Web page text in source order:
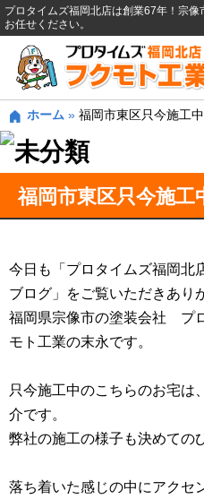
プロタイムズ福岡北店は創業67年！宗
お任せください。
ホーム » 福岡市東区只今施工
福岡市東区只今施工
今日も「プロタイムズ福岡
ブログ」をご覧いただきあり
福岡県宗像市の塗装会社 プ
モト工業の末永です。
只今施工中のこちらのお宅は
介です。
弊社の施工の様子も決めて
落ち着いた感じの中にアクセ